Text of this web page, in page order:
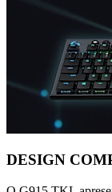
DESIGN